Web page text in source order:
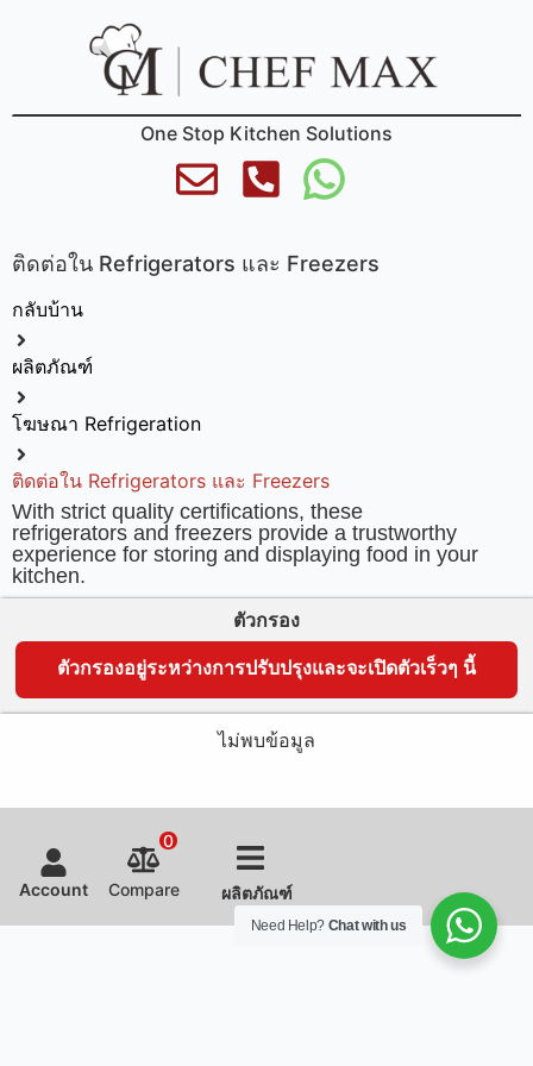
One Stop Kitchen Solutions
ติดต่อใน Refrigerators และ Freezers
กลับบ้าน
ผลิตภัณฑ์
โฆษณา Refrigeration
ติดต่อใน Refrigerators และ Freezers
With strict quality certifications, these
refrigerators and freezers provide a trustworthy
experience for storing and displaying food in your
kitchen.
ตัวกรอง
ตัวกรองอยู่ระหว่างการปรับปรุงและจะเปิดตัวเร็วๆ นี้
ไม่พบข้อมูล
Account Compare
0
ผลิตภัณฑ์
Need Help? Chat with us